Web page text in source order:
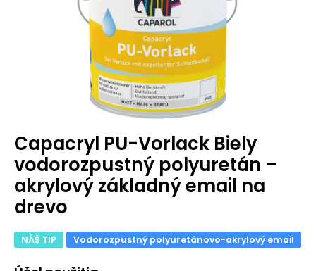
Capacryl PU-Vorlack Biely
vodorozpustný polyuretán –
akrylový základný email na
drevo
NÁŠ TIP Vodorozpustný polyuretánovo-akrylový email